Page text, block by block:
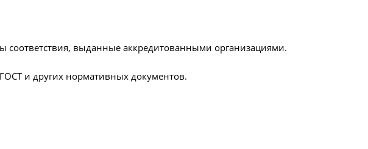
выданные аккредитованными организациями.
и других нормативных документов.